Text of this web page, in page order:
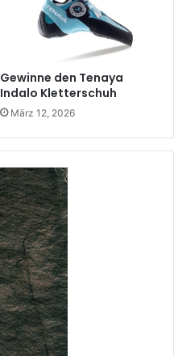
Gewinne den Tenaya
Indalo Kletterschuh
März 12, 2026